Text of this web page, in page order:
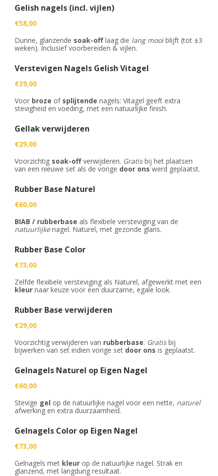
Voeten
Nagels
Wimpers
Wenkbrauwen
Prijslijst
Foto's
Prijzen
Reserveren
Arrangementen
Cadeaubon
Huisregels
Privé Wellness met Massage
Producten
PROMO'S
Gelish nagels (incl. vijlen)
€58,00
Dunne, glanzende soak-offlaag die lang mooiblijft (tot ±3
weken). Inclusief voorbereiden & vijlen.
Verstevigen Nagels Gelish Vitagel
€39,00
Voor broze of splijtende nagels: Vitagel geeft extra
stevigheid en voeding, met een natuurlijke finish.
Gellak verwijderen
€29,00
Voorzichtig soak-offverwijderen. Gratisbij het plaatsen
van een nieuwe set als de vorige door onswerd geplaatst.
Rubber Base Naturel
€60,00
BIAB / rubberbase als flexibele versteviging van de
natuurlijkenagel. Naturel, met gezonde glans.
Rubber Base Color
€73,00
Zelfde flexibele versteviging als Naturel, afgewerkt met een
kleur naar keuze voor een duurzame, egale look.
Rubber Base verwijderen
€29,00
Voorzichtig verwijderen van rubberbase. Gratisbij
bijwerken van set indien vorige set door ons is geplaatst.
Gelnagels Naturel op Eigen Nagel
€60,00
Stevige gel op de natuurlijke nagel voor een nette, naturel
afwerking en extra duurzaamheid.
Gelnagels Color op Eigen Nagel
€73,00
Gelnagels met kleur op de natuurlijke nagel. Strak en
glanzend, met langdurig resultaat.